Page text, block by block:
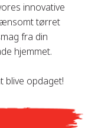
innovative
tørret
fra din
hjemmet.
blive opdaget!